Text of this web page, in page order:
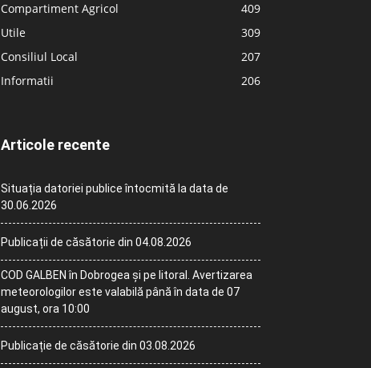
Compartiment Agricol
409
Utile
309
Consiliul Local
207
Informatii
206
Articole recente
Situația datoriei publice întocmită la data de
30.06.2026
Publicații de căsătorie din 04.08.2026
COD GALBEN în Dobrogea și pe litoral. Avertizarea
meteorologilor este valabilă până în data de 07
august, ora 10:00
Publicație de căsătorie din 03.08.2026